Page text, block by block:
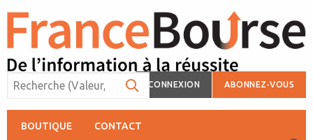
CONNEXION ABONNEZ-VOUS
BOUTIQUE CONTACT